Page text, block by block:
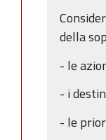
della
- le
- i
- le